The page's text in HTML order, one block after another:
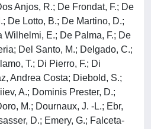
Anjos, R.; De Frondat, F.; De
De Lotto, B.; De Martino, D.;
Wilhelmi, E.; De Palma, F.; De
Del Santo, M.; Delgado, C.;
T.; Di Pierro, F.; Di
Andrea Costa; Diebold, S.;
A.; Dominis Prester, D.;
M.; Dournaux, J. -L.; Ebr,
D.; Emery, G.; Falceta-